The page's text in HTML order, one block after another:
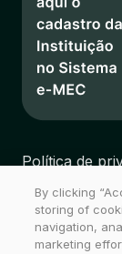
Política de
Biblioteca
Mapa do Site
By clicking
storing of
navigation,
marketing